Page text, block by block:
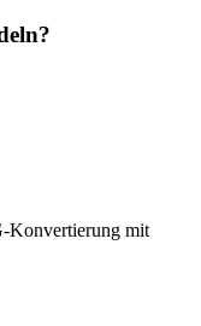
Konvertierung mit